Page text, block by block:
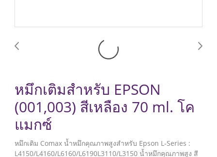
หมึกเติมสำหรับ EPSON
(001,003) สีเหลือง 70 ml. โค
แมกซ์
หมึกเติม Comax น้ำหมึกคุณภาพสูงสำหรับ Epson L-Series :
L4150/L4160/L6160/L6190L3110/L3150 น้ำหมึกคุณภาพสูง สี